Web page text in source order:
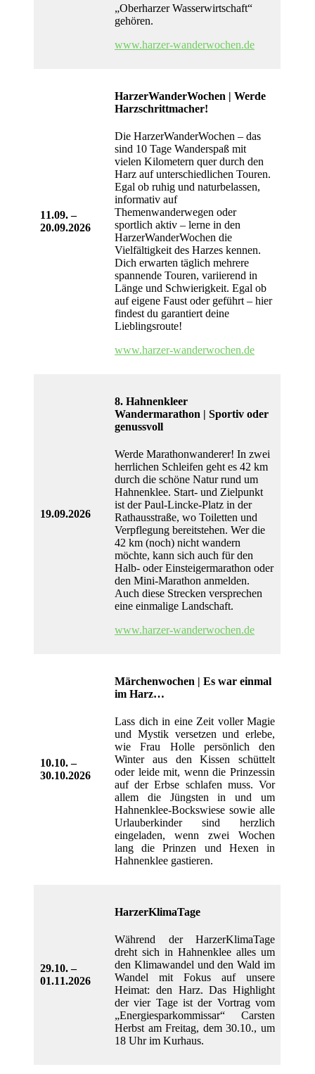
„Oberharzer Wasserwirtschaft“
gehören.
www.harzer-wanderwochen.de
11.09. –
20.09.2026
HarzerWanderWochen | Werde
Harzschrittmacher!
Die HarzerWanderWochen – das
sind 10 Tage Wanderspaß mit
vielen Kilometern quer durch den
Harz auf unterschiedlichen Touren.
Egal ob ruhig und naturbelassen,
informativ auf
Themenwanderwegen oder
sportlich aktiv – lerne in den
HarzerWanderWochen die
Vielfältigkeit des Harzes kennen.
Dich erwarten täglich mehrere
spannende Touren, variierend in
Länge und Schwierigkeit. Egal ob
auf eigene Faust oder geführt – hier
findest du garantiert deine
Lieblingsroute!
www.harzer-wanderwochen.de
19.09.2026
8. Hahnenkleer
Wandermarathon | Sportiv oder
genussvoll
Werde Marathonwanderer! In zwei
herrlichen Schleifen geht es 42 km
durch die schöne Natur rund um
Hahnenklee. Start- und Zielpunkt
ist der Paul-Lincke-Platz in der
Rathausstraße, wo Toiletten und
Verpflegung bereitstehen. Wer die
42 km (noch) nicht wandern
möchte, kann sich auch für den
Halb- oder Einsteigermarathon oder
den Mini-Marathon anmelden.
Auch diese Strecken versprechen
eine einmalige Landschaft.
www.harzer-wanderwochen.de
10.10. –
30.10.2026
Märchenwochen | Es war einmal
im Harz…
Lass dich in eine Zeit voller Magie
und Mystik versetzen und erlebe,
wie Frau Holle persönlich den
Winter aus den Kissen schüttelt
oder leide mit, wenn die Prinzessin
auf der Erbse schlafen muss. Vor
allem die Jüngsten in und um
Hahnenklee-Bockswiese sowie alle
Urlauberkinder sind herzlich
eingeladen, wenn zwei Wochen
lang die Prinzen und Hexen in
Hahnenklee gastieren.
29.10. –
01.11.2026
HarzerKlimaTage
Während der HarzerKlimaTage
dreht sich in Hahnenklee alles um
den Klimawandel und den Wald im
Wandel mit Fokus auf unsere
Heimat: den Harz. Das Highlight
der vier Tage ist der Vortrag vom
„Energiesparkommissar“ Carsten
Herbst am Freitag, dem 30.10., um
18 Uhr im Kurhaus.